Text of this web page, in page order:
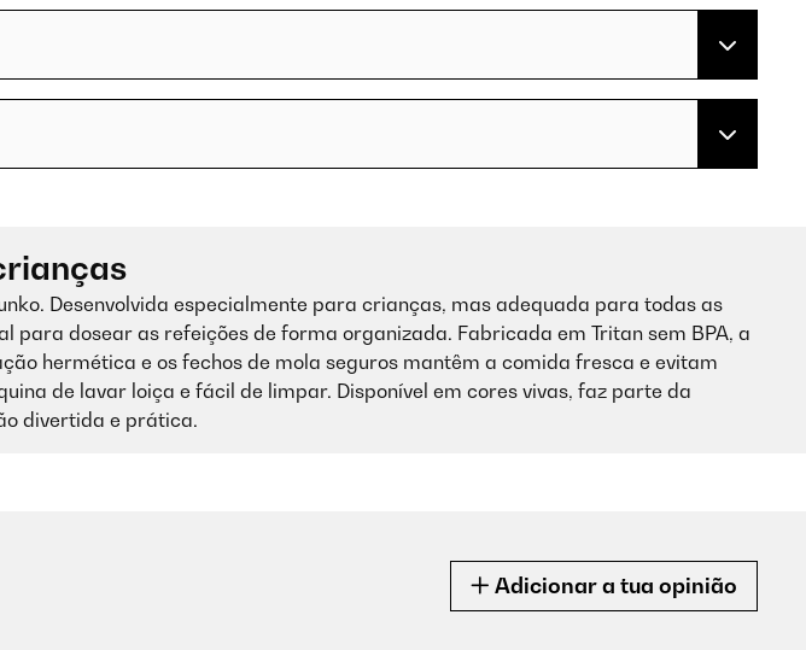
Desenvolvida especialmente para crianças, mas adequada para todas as
dosear as refeições de forma organizada. Fabricada em Tritan sem BPA, a
hermética e os fechos de mola seguros mantêm a comida fresca e evitam
de lavar loiça e fácil de limpar. Disponível em cores vivas, faz parte da
divertida e prática.
Adicionar a tua opinião